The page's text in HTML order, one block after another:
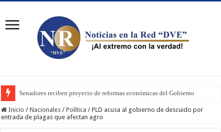
Senadores reciben proyecto de reformas económicas del Gobierno
Inicio / Nacionales / Política / PLD acusa al gobierno de descuido por
entrada de plagas que afectan agro